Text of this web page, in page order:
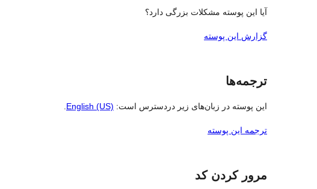
آیا این پوسته مشکلات بزرگی دارد؟
گزارش این پوسته
ترجمه‌ها
این پوسته در زبان‌های زیر دردسترس است: English (US)
ترجمه این پوسته
مرور کردن کد